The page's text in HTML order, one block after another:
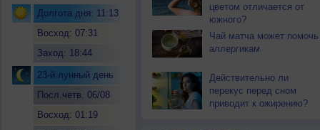
Долгота дня: 11:13
Восход: 07:31
Заход: 18:44
23-й лунный день
Посл.четв. 06/08
Восход: 01:19
цветом отличается от
южного?
Чай матча может помочь
аллергикам
Действительно ли
перекус перед сном
приводит к ожирению?